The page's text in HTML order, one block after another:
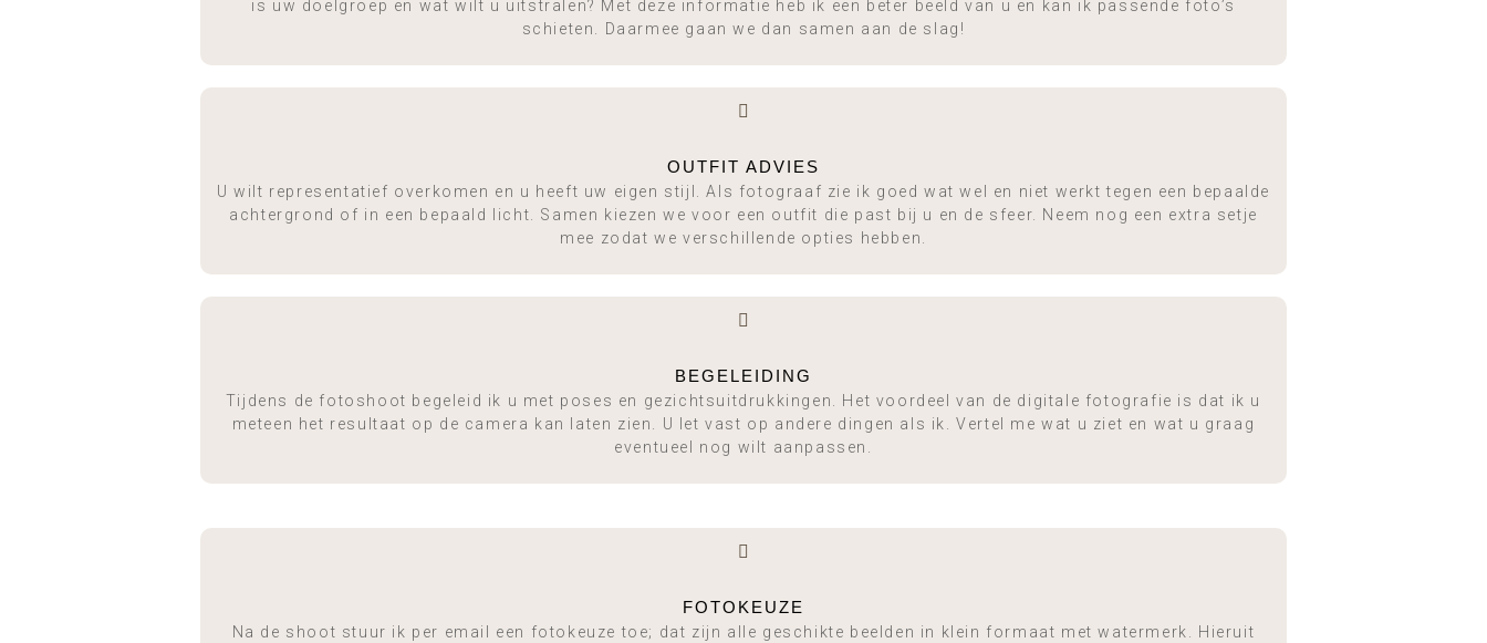
is uw doelgroep en wat wilt u uitstralen? Met deze informatie heb ik een beter beeld van u en kan ik passende foto’s
schieten. Daarmee gaan we dan samen aan de slag!
OUTFIT ADVIES
U wilt representatief overkomen en u heeft uw eigen stijl. Als fotograaf zie ik goed wat wel en niet werkt tegen een bepaalde
achtergrond of in een bepaald licht. Samen kiezen we voor een outfit die past bij u en de sfeer. Neem nog een extra setje
mee zodat we verschillende opties hebben.
BEGELEIDING
Tijdens de fotoshoot begeleid ik u met poses en gezichtsuitdrukkingen. Het voordeel van de digitale fotografie is dat ik u
meteen het resultaat op de camera kan laten zien. U let vast op andere dingen als ik. Vertel me wat u ziet en wat u graag
eventueel nog wilt aanpassen.
FOTOKEUZE
Na de shoot stuur ik per email een fotokeuze toe; dat zijn alle geschikte beelden in klein formaat met watermerk. Hieruit